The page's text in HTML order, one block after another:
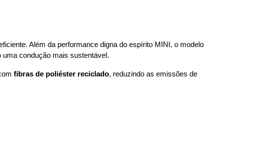
Além da performance digna do espírito MINI, o modelo
condução mais sustentável.
fibras de poliéster reciclado, reduzindo as emissões de